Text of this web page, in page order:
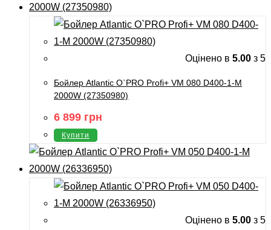
Оцінено в 5.00 з 5
Бойлер Atlantic O`PRO Profi+ VM 080 D400-1-М
2000W (27350980)
6 899 грн
Купити
Оцінено в 5.00 з 5